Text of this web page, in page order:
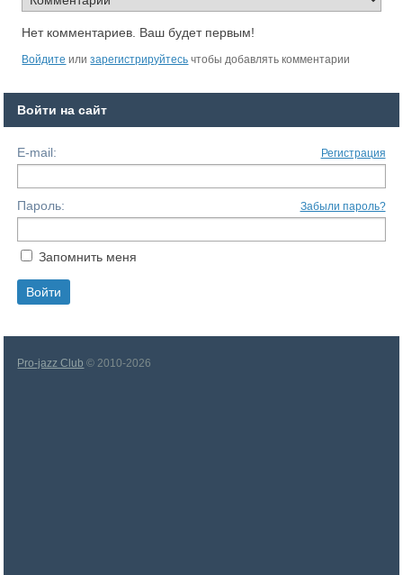
Нет комментариев. Ваш будет первым!
Войдите илизарегистрируйтесь чтобы добавлять комментарии
Войти на сайт
E-mail: Регистрация
Пароль: Забыли пароль?
Запомнить меня
Pro-jazz Club © 2010-2026